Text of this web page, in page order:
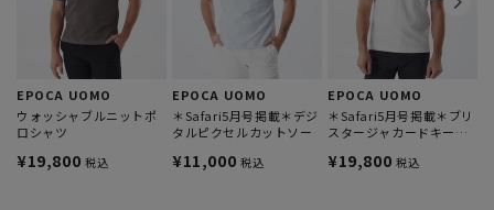
EPOCA UOMO
ウォッシャブルニットポ
ロシャツ
¥19,800 税込
EPOCA UOMO
＊Safari5月号掲載＊デジ
タルピクセルカットソー
¥11,000 税込
EPOCA UOMO
＊Safari5月号掲載＊ブリ
スタージャカードキーネ
¥19,800 税込